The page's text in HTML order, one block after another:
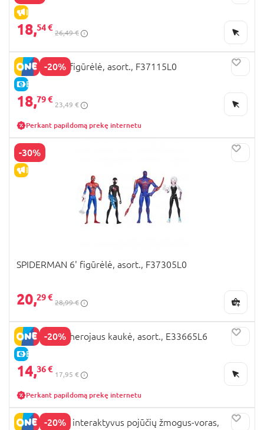
IŠPARDAVIMAS
18,54 €
26,49 €
-20%
E-KAINA
SPIDERMAN figūrėlė, asort., F37115L0
18,79 €
23,49 €
Perkant papildomą prekę internetu
-30%
IŠPARDAVIMAS
SPIDERMAN 6' figūrėlė, asort., F37305L0
20,29 €
28,99 €
-20%
E-KAINA
SPIDERMAN herojaus kaukė, asort., E33665L6
14,36 €
17,95 €
Perkant papildomą prekę internetu
-20%
SPIDER-MAN interaktyvus pojūčių žmogus-voras,